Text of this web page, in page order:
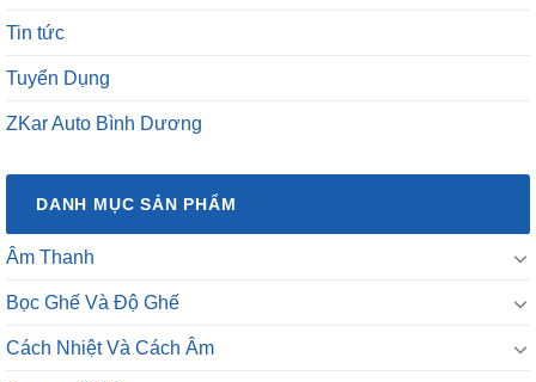
Tin tức
Tuyển Dụng
ZKar Auto Bình Dương
DANH MỤC SẢN PHẨM
Âm Thanh
Bọc Ghế Và Độ Ghế
Cách Nhiệt Và Cách Âm